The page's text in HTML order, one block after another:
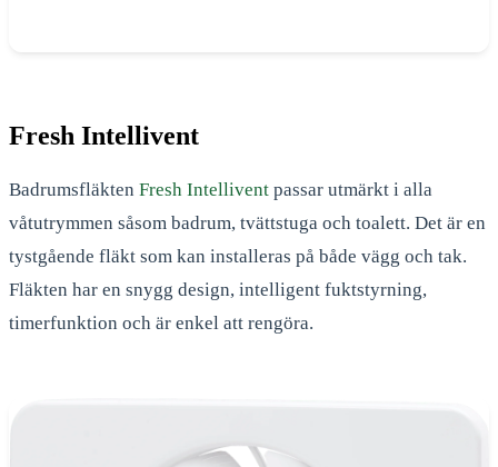
Fresh Intellivent
Badrumsfläkten Fresh Intellivent passar utmärkt i alla
våtutrymmen såsom badrum, tvättstuga och toalett. Det är en
tystgående fläkt som kan installeras på både vägg och tak.
Fläkten har en snygg design, intelligent fuktstyrning,
timerfunktion och är enkel att rengöra.